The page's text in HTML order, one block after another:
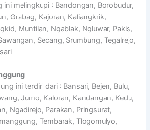
ini melingkupi : Bandongan, Borobudur,
Grabag, Kajoran, Kaliangkrik,
Muntilan, Ngablak, Ngluwar, Pakis,
Secang, Srumbung, Tegalrejo,
ini terdiri dari : Bansari, Bejen, Bulu,
Jumo, Kaloran, Kandangan, Kedu,
Ngadirejo, Parakan, Pringsurat,
Tembarak, Tlogomulyo,